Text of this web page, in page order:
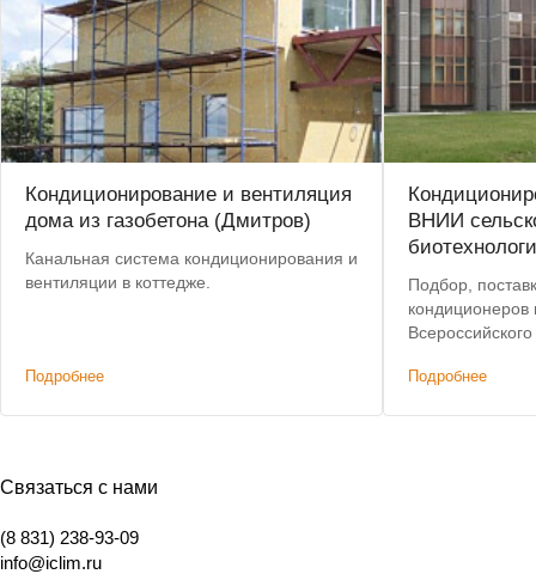
Кондиционирование и вентиляция
дома из газобетона (Дмитров)
Канальная система кондиционирования и
вентиляции в коттедже.
Подробнее
ВНИИ
Подбор,
кондиционеров
Подробнее
Связаться с нами
(8 831) 238-93-09
info@iclim.ru